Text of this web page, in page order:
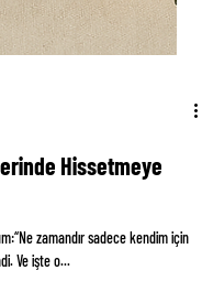
Hissetmeye
zamandır sadece kendim için